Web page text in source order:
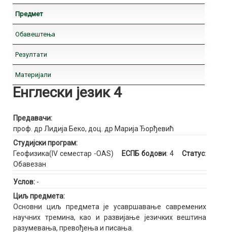
Предмет
Обавештења
Резултати
Материјали
Енглески језик 4
Предавачи:
проф. др Лидија Беко, доц. др Марија Ђорђевић
Студијски програм:
Геофизика(IV семестар -OAS)
ЕСПБ бодови: 4 Статус:
Обавезан
Услов: -
Циљ предмета:
Основни циљ предмета је усавршавање савремених
научних тремина, као и развијање језичких вештина
разумевања, превођења и писања.